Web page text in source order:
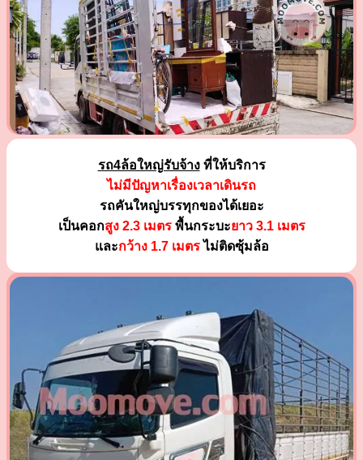
รถ4ล้อใหญ่รับจ้างที่ให้บริการ
ไม่มีปัญหาเรื่องเวลาเดินรถ
รถคันใหญ่บรรทุกของได้เยอะ
เป็นคอกสูง 2.3 เมตรพื้นกระบะยาว 3.1 เมตร
และกว้าง 1.7 เมตรไม่ติดซุ้มล้อ